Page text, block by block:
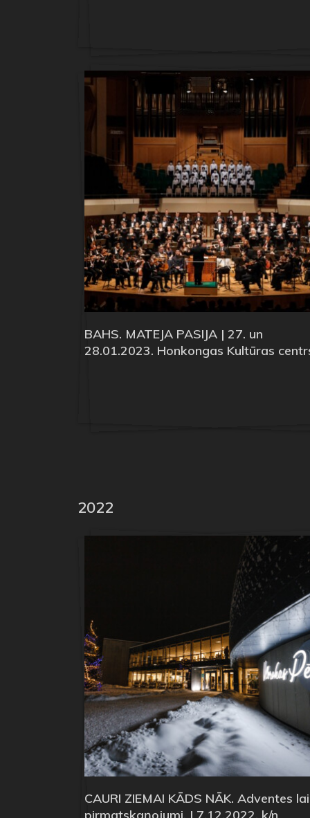
BAHS. MATEJA PASIJA | 27. un
28.01.2023. Honkongas Kultūras
2022
CAURI ZIEMAI KĀDS NĀK. Adventes